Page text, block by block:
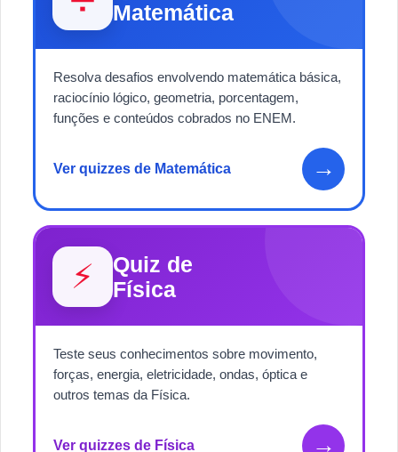
Matemática
Resolva desafios envolvendo matemática básica,
raciocínio lógico, geometria, porcentagem,
funções e conteúdos cobrados no ENEM.
Ver quizzes de Matemática →
⚡
Quiz de
Física
Teste seus conhecimentos sobre movimento,
forças, energia, eletricidade, ondas, óptica e
outros temas da Física.
Ver quizzes de Física →